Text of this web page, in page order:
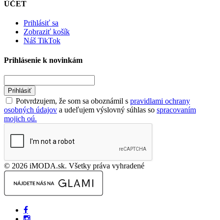
ÚČET
Prihlásiť sa
Zobraziť košík
Náš TikTok
Prihlásenie k novinkám
Prihlásiť
Potvrdzujem, že som sa oboznámil s pravidlami ochrany
osobných údajov a udeľujem výslovný súhlas so spracovaním
mojich oú.
© 2026 iMODA.sk. Všetky práva vyhradené